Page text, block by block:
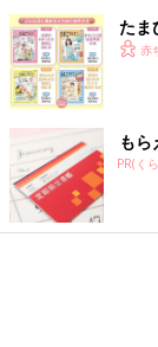
たま
赤
も
PR(く